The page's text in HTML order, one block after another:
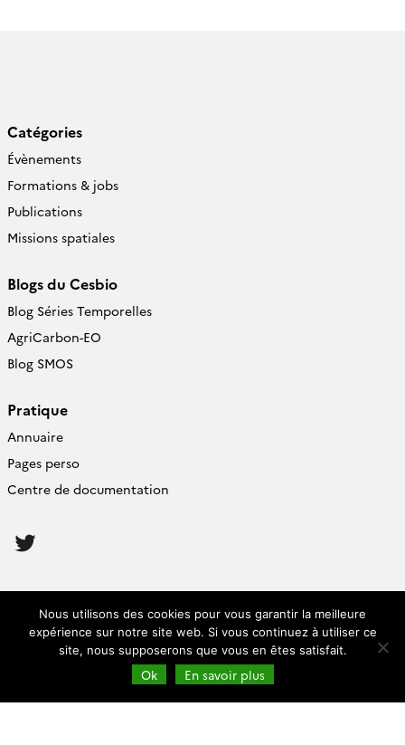
Catégories
Évènements
Formations & jobs
Publications
Missions spatiales
Blogs du Cesbio
Blog Séries Temporelles
AgriCarbon-EO
Blog SMOS
Pratique
Annuaire
Pages perso
Centre de documentation
Cesbio (accès)
Rond-Point du Professeur Francis
Nous utilisons des cookies pour vous garantir la meilleure
expérience sur notre site web. Si vous continuez à utiliser ce
site, nous supposerons que vous en êtes satisfait.
Ok En savoir plus